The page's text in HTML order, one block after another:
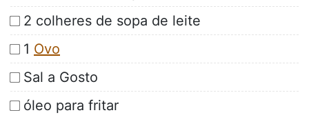
2 colheres de sopa de leite
1 Ovo
Sal a Gosto
óleo para fritar